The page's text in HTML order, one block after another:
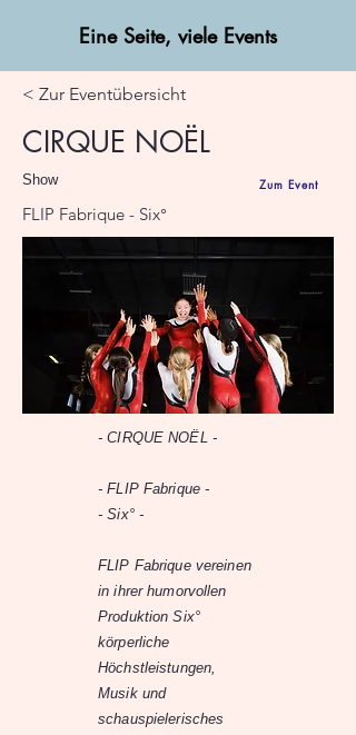
Eine Seite, viele Events
< Zur Eventübersicht
CIRQUE NOËL
Show Zum Event
FLIP Fabrique - Six°
- CIRQUE NOËL -
- FLIP Fabrique -
- Six° -
FLIP Fabrique vereinen
in ihrer humorvollen
Produktion Six°
körperliche
Höchstleistungen,
Musik und
schauspielerisches